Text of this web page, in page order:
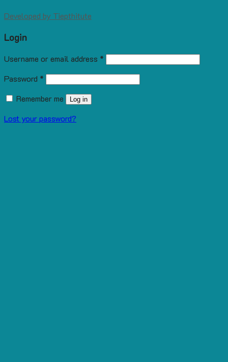
Developed by Tiepthitute
Login
Username or email address *
Password *
Remember me
Log in
Lost your password?